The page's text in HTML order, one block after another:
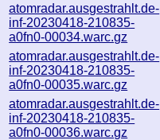
atomradar.ausgestrahlt.de-
inf-20230418-210835-
a0fn0-00034.warc.gz
atomradar.ausgestrahlt.de-
inf-20230418-210835-
a0fn0-00035.warc.gz
atomradar.ausgestrahlt.de-
inf-20230418-210835-
a0fn0-00036.warc.gz